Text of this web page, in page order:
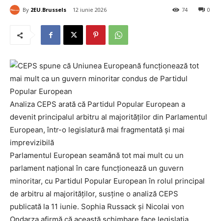
By 2EU.Brussels 12 iunie 2026 0
74
Analiza CEPS arată că Partidul Popular European a
devenit principalul arbitru al majorităților din Parlamentul
European, într-o legislatură mai fragmentată și mai
imprevizibilă
Parlamentul European seamănă tot mai mult cu un
parlament național în care funcționează un guvern
minoritar, cu Partidul Popular European în rolul principal
de arbitru al majorităților, susține o analiză CEPS
publicată la 11 iunie. Sophia Russack și Nicolai von